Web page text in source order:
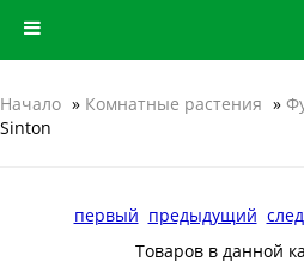
Начало » Комнатные растения »
Sinton
первый предыдущий
Товаров в данной